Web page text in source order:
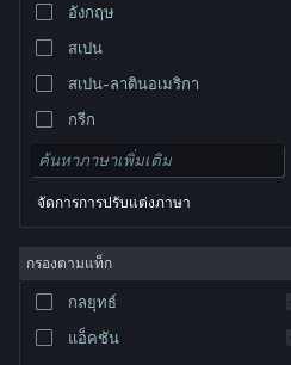
© Valve Corporation สงวนลิขสิทธิ์ เครื่องหมายการค้า
และประเทศอื่น
นโยบายความเป็นส่วนตัว
การช่วยการเข้าถึง|
Steam| การคืนเงิน
อังกฤษ
สเปน
สเปน-ลาตินอเมริกา
กรีก
จัดการการปรับแต่งภาษา
กรองตามแท็ก
กลยุทธ์
แอ็คชัน